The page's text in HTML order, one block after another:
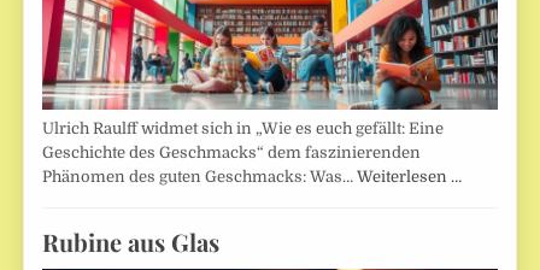
Ulrich Raulff widmet sich in „Wie es euch gefällt: Eine
Geschichte des Geschmacks“ dem faszinierenden
Phänomen des guten Geschmacks: Was…Weiterlesen …
Rubine aus Glas